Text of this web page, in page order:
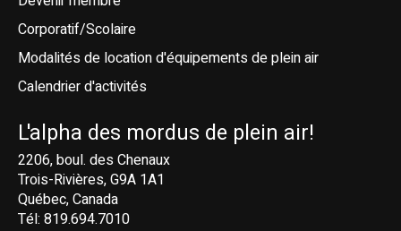
Corporatif/Scolaire
Modalités de location d'équipements de plein air
Calendrier d'activités
L'alpha des mordus de plein air!
2206, boul. des Chenaux
Trois-Rivières, G9A 1A1
Québec, Canada
Tél: 819.694.7010